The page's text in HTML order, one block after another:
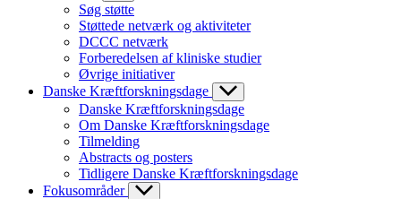
Søg støtte
Støttede netværk og aktiviteter
DCCC netværk
Forberedelsen af kliniske studier
Øvrige initiativer
Danske Kræftforskningsdage
Danske Kræftforskningsdage
Om Danske Kræftforskningsdage
Tilmelding
Abstracts og posters
Tidligere Danske Kræftforskningsdage
Fokusområder